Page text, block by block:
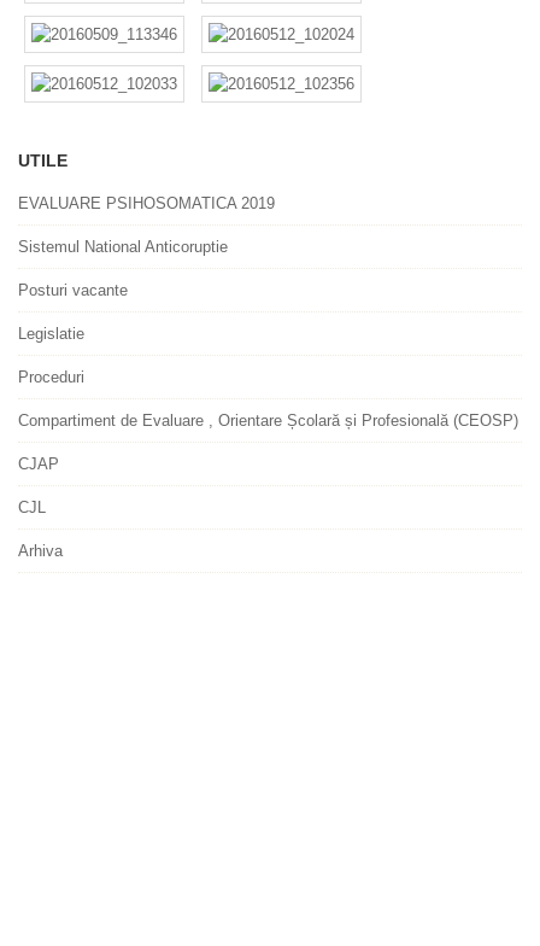
UTILE
EVALUARE PSIHOSOMATICA 2019
Sistemul National Anticoruptie
Posturi vacante
Legislatie
Proceduri
Compartiment de Evaluare , Orientare Școlară și Profesională (CEOSP)
CJAP
CJL
Arhiva